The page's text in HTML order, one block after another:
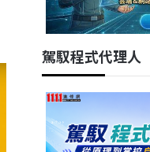
駕馭程式代理人